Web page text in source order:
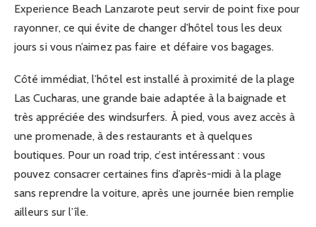
Experience Beach Lanzarote peut servir de point fixe pour
rayonner, ce qui évite de changer d’hôtel tous les deux
jours si vous n’aimez pas faire et défaire vos bagages.
Côté immédiat, l’hôtel est installé à proximité de la plage
Las Cucharas, une grande baie adaptée à la baignade et
très appréciée des windsurfers. À pied, vous avez accès à
une promenade, à des restaurants et à quelques
boutiques. Pour un road trip, c’est intéressant : vous
pouvez consacrer certaines fins d’après-midi à la plage
sans reprendre la voiture, après une journée bien remplie
ailleurs sur l’île.